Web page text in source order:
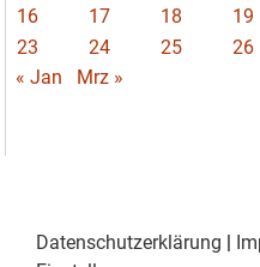
16
17 18 19
23
24 25 26
« Jan
Mrz »
Datenschutzerklärung